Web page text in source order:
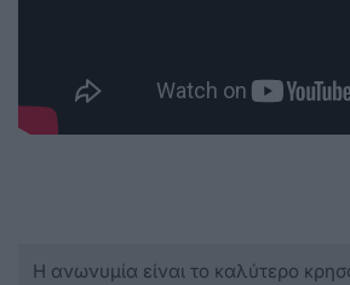
Η ανωνυμία είναι το καλύτερο